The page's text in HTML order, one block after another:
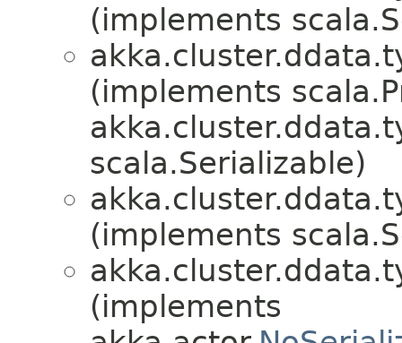
(implements
(implements
scala.Serializable)
(implements
(implements